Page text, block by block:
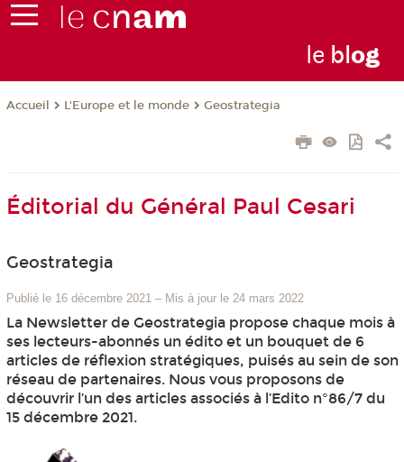
le blog
Accueil L'Europe et le monde Geostrategia
Éditorial du Général Paul Cesari
Geostrategia
Publié le 16 décembre 2021 – Mis à jour le 24 mars 2022
La Newsletter de Geostrategia propose chaque mois à
ses lecteurs-abonnés un édito et un bouquet de 6
articles de réflexion stratégiques, puisés au sein de son
réseau de partenaires. Nous vous proposons de
découvrir l’un des articles associés à l’Edito n°86/7 du
15 décembre 2021.